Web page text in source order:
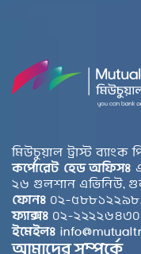
মিউচুয়াল ট্রাস্ট ব্যাংক
কর্পোরেট হেড অফিসঃ
২৬ গুলশান এভিনিউ,
ফোনঃ ০২-
ফ্যাক্সঃ ০২-
ইমেইলঃ
আমাদের সম্পর্কে